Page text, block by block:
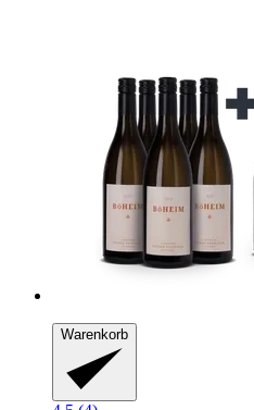
Warenkorb